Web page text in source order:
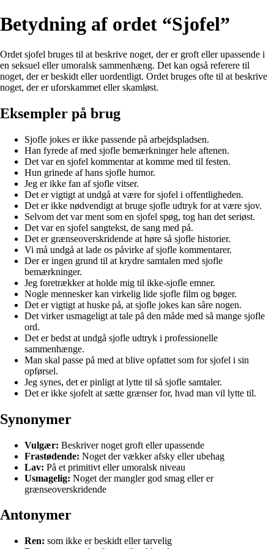
Betydning af ordet “Sjofel”
Ordet sjofel bruges til at beskrive noget, der er groft eller upassende i
en seksuel eller umoralsk sammenhæng. Det kan også referere til
noget, der er beskidt eller uordentligt. Ordet bruges ofte til at beskrive
noget, der er uforskammet eller skamløst.
Eksempler på brug
Sjofle jokes er ikke passende på arbejdspladsen.
Han fyrede af med sjofle bemærkninger hele aftenen.
Det var en sjofel kommentar at komme med til festen.
Hun grinede af hans sjofle humor.
Jeg er ikke fan af sjofle vitser.
Det er vigtigt at undgå at være for sjofel i offentligheden.
Det er ikke nødvendigt at bruge sjofle udtryk for at være sjov.
Selvom det var ment som en sjofel spøg, tog han det seriøst.
Det var en sjofel sangtekst, de sang med på.
Det er grænseoverskridende at høre så sjofle historier.
Vi må undgå at lade os påvirke af sjofle kommentarer.
Der er ingen grund til at krydre samtalen med sjofle
bemærkninger.
Jeg foretrækker at holde mig til ikke-sjofle emner.
Nogle mennesker kan virkelig lide sjofle film og bøger.
Det er vigtigt at huske på, at sjofle jokes kan såre nogen.
Det virker usmageligt at tale på den måde med så mange sjofle
ord.
Det er bedst at undgå sjofle udtryk i professionelle
sammenhænge.
Man skal passe på med at blive opfattet som for sjofel i sin
opførsel.
Jeg synes, det er pinligt at lytte til så sjofle samtaler.
Det er ikke sjofelt at sætte grænser for, hvad man vil lytte til.
Synonymer
Vulgær: Beskriver noget groft eller upassende
Frastødende: Noget der vækker afsky eller ubehag
Lav: På et primitivt eller umoralsk niveau
Usmagelig: Noget der mangler god smag eller er
grænseoverskridende
Antonymer
Ren: som ikke er beskidt eller tarvelig